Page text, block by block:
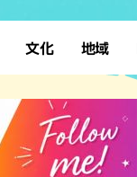
文化
復帰50年
地域
本島北部
本島南部
北部離島